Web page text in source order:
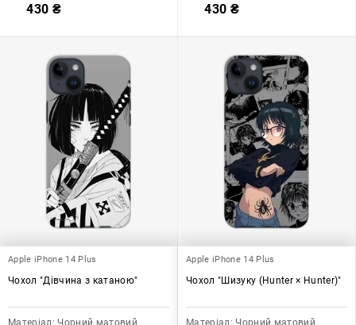
430 ₴ 430 ₴
Apple iPhone 14 Plus
Чохол "Дівчина з катаною"
Матеріал: Чорний матовий
Apple iPhone 14 Plus
Чохол "Шизуку (Hunter × Hunter)"
Матеріал: Чорний матовий